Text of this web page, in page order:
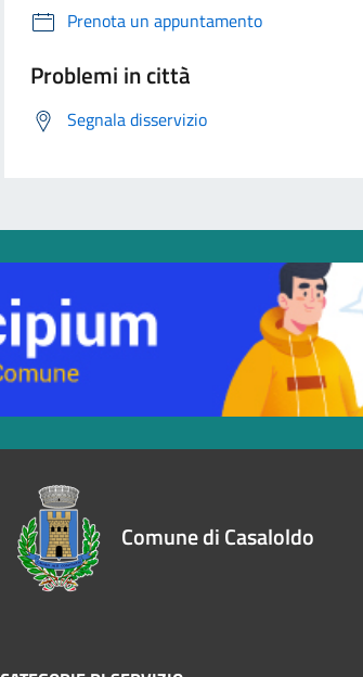
Prenota un appuntamento
Problemi in città
Segnala disservizio
Comune di Casaloldo